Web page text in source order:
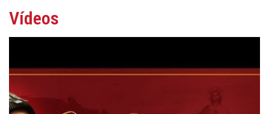
Vídeos